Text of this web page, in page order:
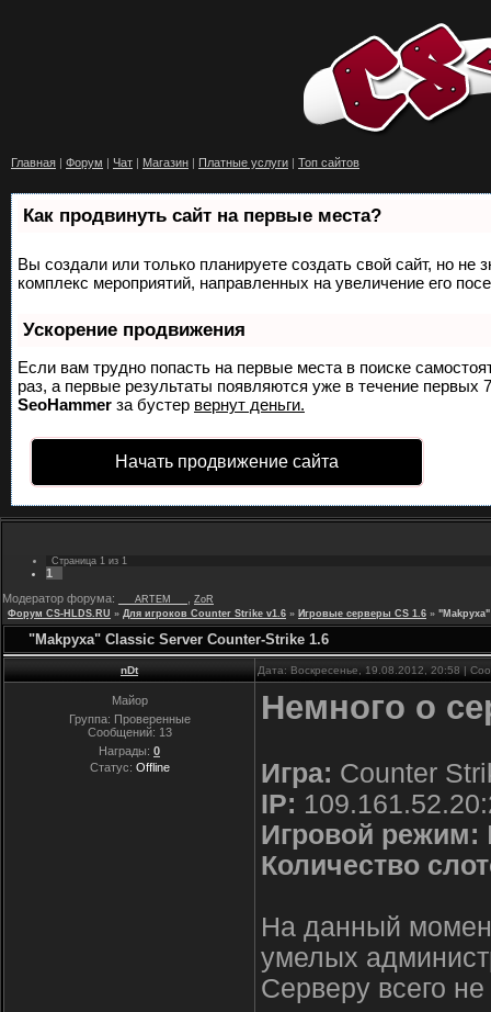
Главная | Форум | Чат | Магазин | Платные услуги | Топ сайтов
Как продвинуть сайт на первые места?
Вы создали или только планируете создать свой сайт, но не
комплекс мероприятий, направленных на увеличение его
Ускорение продвижения
Если вам трудно попасть на первые места в поиске
раз, а первые результаты появляются уже в течение первых
SeoHammer за бустер вернут деньги.
Начать продвижение сайта
Страница 1 из 1
1
Модератор форума:
___ARTEM___
ZoR
Форум CS-HLDS.RU » Для игроков Counter Strike v1.6 » Игровые серверы CS 1.6 »
"Makpyxa" Classic Server Counter-Strike 1.6
nDt Дата: Воскресенье, 19.08.2012, 20:58 |
Майор
Группа: Проверенные
Сообщений: 13
Награды: 0
Статус: Offline
Немного о
Игра: Counter
IP:
Игровой режим:
Количество
На данный
умелых
Серверу всего